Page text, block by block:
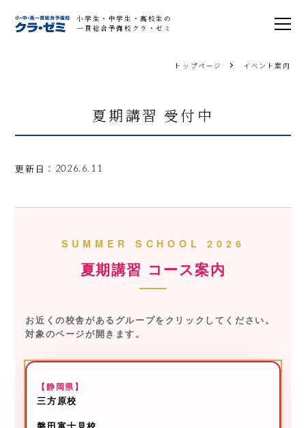
小学生・中学生・高校生の
一貫総合予備校クラ・ゼミ
トップページ イベント案内
夏期講習 受付中
更新日： 2026.6.11
SUMMER SCHOOL 2026
夏期講習 コース案内
お近くの校舎があるグループをクリックしてください。
対象のページが開きます。
【静岡県】
三方原校